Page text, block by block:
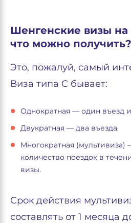
Шенгенские визы на
что можно получить?
Это, пожалуй, самый
Виза типа C бывает:
Однократная — один въезд
Двукратная — два въезда.
Многократная (мультивиза)
количество поездок в
визы.
Срок действия
составлять от 1 месяца